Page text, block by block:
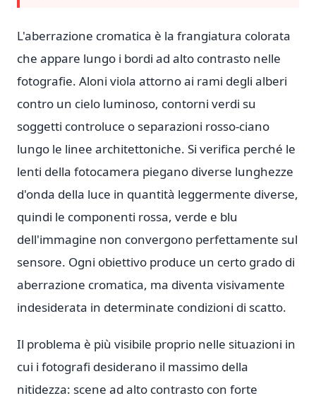
L'aberrazione cromatica è la frangiatura colorata
che appare lungo i bordi ad alto contrasto nelle
fotografie. Aloni viola attorno ai rami degli alberi
contro un cielo luminoso, contorni verdi su
soggetti controluce o separazioni rosso-ciano
lungo le linee architettoniche. Si verifica perché le
lenti della fotocamera piegano diverse lunghezze
d'onda della luce in quantità leggermente diverse,
quindi le componenti rossa, verde e blu
dell'immagine non convergono perfettamente sul
sensore. Ogni obiettivo produce un certo grado di
aberrazione cromatica, ma diventa visivamente
indesiderata in determinate condizioni di scatto.
Il problema è più visibile proprio nelle situazioni in
cui i fotografi desiderano il massimo della
nitidezza: scene ad alto contrasto con forte